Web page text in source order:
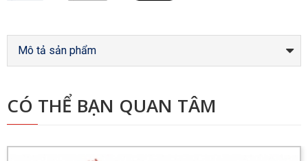
Mô tả sản phẩm
CÓ THỂ BẠN QUAN TÂM